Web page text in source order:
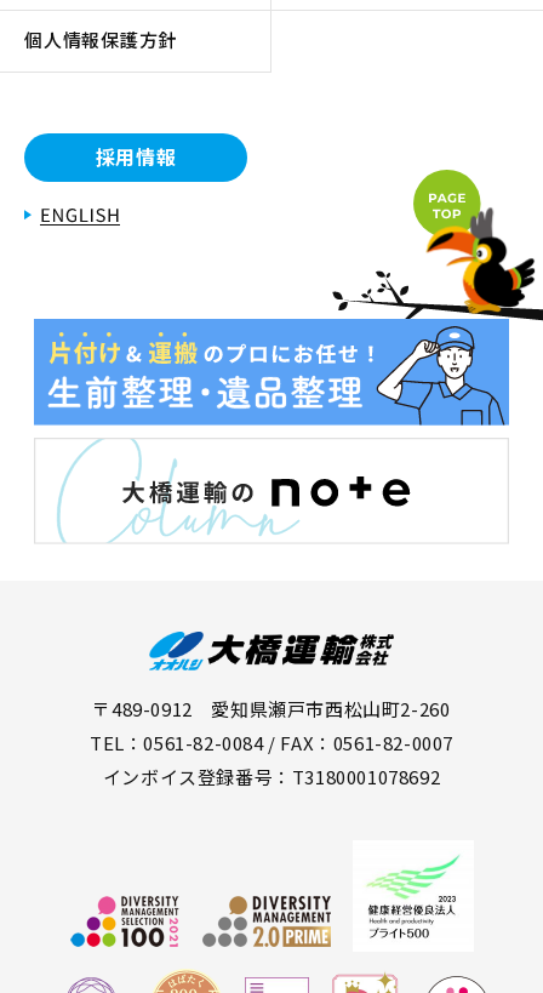
個人情報保護方針
採用情報
〒489-0912 愛知県瀬戸市西松山町2-260
TEL：0561-82-0084 / FAX：0561-82-0007
インボイス登録番号：T3180001078692